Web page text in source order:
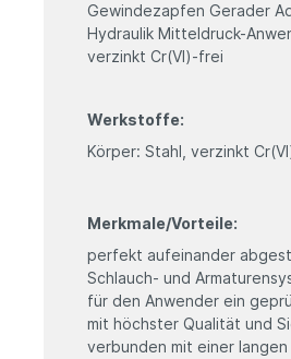
Gewindezapfen Gerader
Hydraulik Mitteldruck-
verzinkt Cr(VI)-frei
Werkstoffe:
Körper: Stahl, verzinkt
Merkmale/Vorteile:
perfekt aufeinander
Schlauch- und
für den Anwender ein
mit höchster Qualität und
verbunden mit einer